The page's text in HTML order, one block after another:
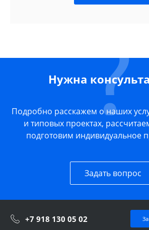
Нужна
Подробно расскажем о наших
и типовых проектах,
подготовим индивидуальное
Задать вопрос
+7 918 130 05 02